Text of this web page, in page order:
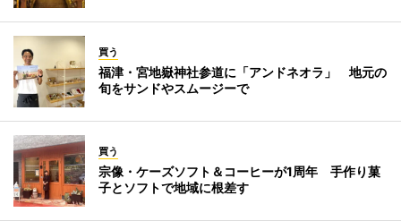
買う
福津・宮地嶽神社参道に「アンドネオラ」 地元の
旬をサンドやスムージーで
買う
宗像・ケーズソフト＆コーヒーが1周年 手作り菓
子とソフトで地域に根差す